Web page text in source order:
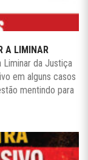
A LIMINAR
Liminar da Justiça
em alguns casos
mentindo para